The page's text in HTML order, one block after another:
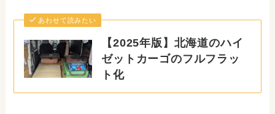
あわせて読みたい
【2025年版】北海道のハイ
ゼットカーゴのフルフラッ
ト化